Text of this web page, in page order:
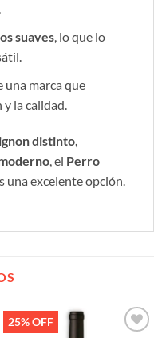
suaves, lo que lo
una marca que
la calidad.
distinto,
, el Perro
una excelente opción.
25% OFF